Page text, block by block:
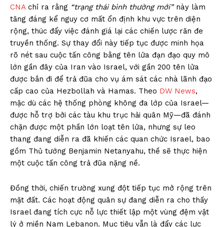
CNAchỉ ra rằng “trạng thái bình thường mới”này làm
tăng đáng kể nguy cơ mất ổn định khu vực trên diện
rộng, thúc đẩy việc đánh giá lại các chiến lược răn đe
truyền thống. Sự thay đổi này tiếp tục được minh họa
rõ nét sau cuộc tấn công bằng tên lửa đạn đạo quy mô
lớn gần đây của Iran vào Israel, với gần 200 tên lửa
được bắn đi để trả đũa cho vụ ám sát các nhà lãnh đạo
cấp cao của Hezbollah và Hamas. Theo DW News,
mặc dù các hệ thống phòng không đa lớp của Israel—
được hỗ trợ bởi các tàu khu trục hải quân Mỹ—đã đánh
chặn được một phần lớn loạt tên lửa, nhưng sự leo
thang đang diễn ra đã khiến các quan chức Israel, bao
gồm Thủ tướng Benjamin Netanyahu, thề sẽ thực hiện
một cuộc tấn công trả đũa nặng nề.
Đồng thời, chiến trường xung đột tiếp tục mở rộng trên
mặt đất. Các hoạt động quân sự đang diễn ra cho thấy
Israel đang tích cực nỗ lực thiết lập một vùng đệm vật
lý ở miền Nam Lebanon. Mục tiêu vẫn là đẩy các lực